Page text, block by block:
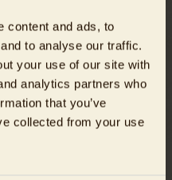
content and ads, to
to analyse our traffic.
your use of our site with
analytics partners who
that you’ve
collected from your use
die nächste Runde
erneut an der
Feldhamster